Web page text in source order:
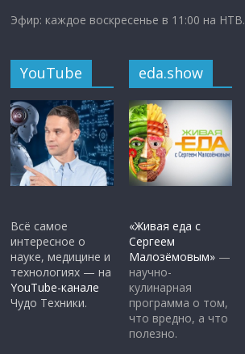
Эфир: каждое воскресенье в 11:00 на НТВ.
YouTube
Всё самое
интересное о
науке, медицине и
технологиях — на
YouTube-канале
Чудо Техники.
eda.show
«Живая еда с
Сергеем
Малозёмовым» —
научно-
кулинарная
программа о том,
что вредно, а что
полезно.